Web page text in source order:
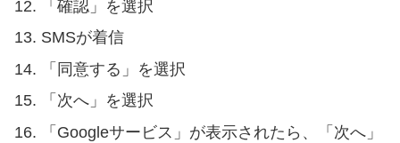
「確認」を選択
SMSが着信
「同意する」を選択
「次へ」を選択
「Googleサービス」が表示されたら、「次へ」